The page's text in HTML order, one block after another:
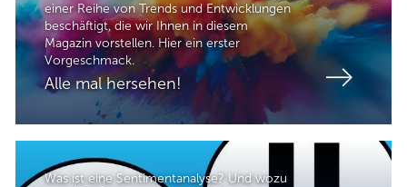
einer Reihe von Trends und Entwicklungen
beschäftigt, die wir Ihnen in diesem
Magazin vorstellen. Hier ein erster
Vorgeschmack.
Alle mal hersehen!
Was ist eine Sentimentanalyse? Und wozu